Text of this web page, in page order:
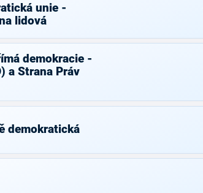
unie -
lidová
demokracie -
a Strana Práv
demokratická